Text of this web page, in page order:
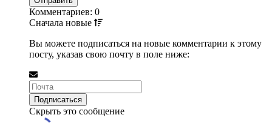
Комментариев: 0
Сначала новые
Вы можете подписаться на новые комментарии к этому
посту, указав свою почту в поле ниже:
Скрыть это сообщение